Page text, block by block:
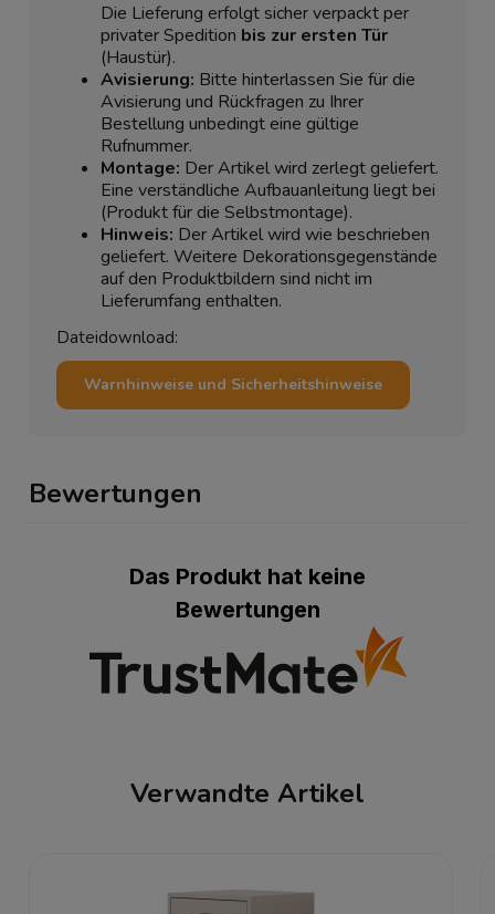
Die Lieferung erfolgt sicher verpackt per
privater Spedition bis zur ersten Tür
(Haustür).
Avisierung: Bitte hinterlassen Sie für die
Avisierung und Rückfragen zu Ihrer
Bestellung unbedingt eine gültige
Rufnummer.
Montage: Der Artikel wird zerlegt geliefert.
Eine verständliche Aufbauanleitung liegt bei
(Produkt für die Selbstmontage).
Hinweis: Der Artikel wird wie beschrieben
geliefert. Weitere Dekorationsgegenstände
auf den Produktbildern sind nicht im
Lieferumfang enthalten.
Dateidownload:
Warnhinweise und Sicherheitshinweise
Bewertungen
Das Produkt hat keine
Bewertungen
Verwandte Artikel